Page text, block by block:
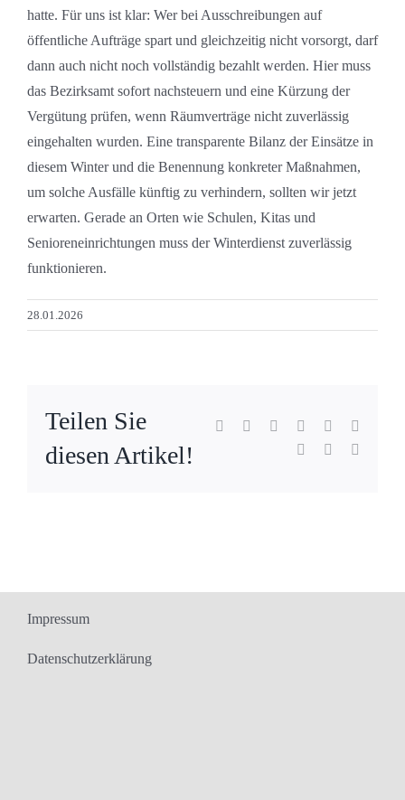
hatte. Für uns ist klar: Wer bei Ausschreibungen auf
öffentliche Aufträge spart und gleichzeitig nicht vorsorgt, darf
dann auch nicht noch vollständig bezahlt werden. Hier muss
das Bezirksamt sofort nachsteuern und eine Kürzung der
Vergütung prüfen, wenn Räumverträge nicht zuverlässig
eingehalten wurden. Eine transparente Bilanz der Einsätze in
diesem Winter und die Benennung konkreter Maßnahmen,
um solche Ausfälle künftig zu verhindern, sollten wir jetzt
erwarten. Gerade an Orten wie Schulen, Kitas und
Senioreneinrichtungen muss der Winterdienst zuverlässig
funktionieren.
28.01.2026
Teilen Sie
diesen Artikel!
Facebook Reddit LinkedInWhatsApp
Pinterest
Impressum
Datenschutzerklärung